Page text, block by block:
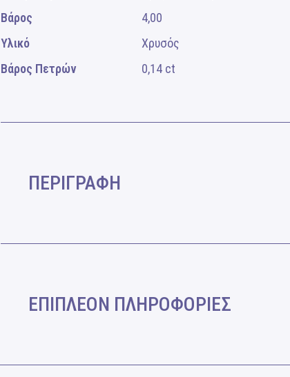
Βάρος
4,00
Υλικό
Χρυσός
Βάρος Πετρών
0,14 ct
ΠΕΡΙΓΡΑΦΗ
ΕΠΙΠΛΕΟΝ ΠΛΗΡΟΦΟΡΙΕΣ